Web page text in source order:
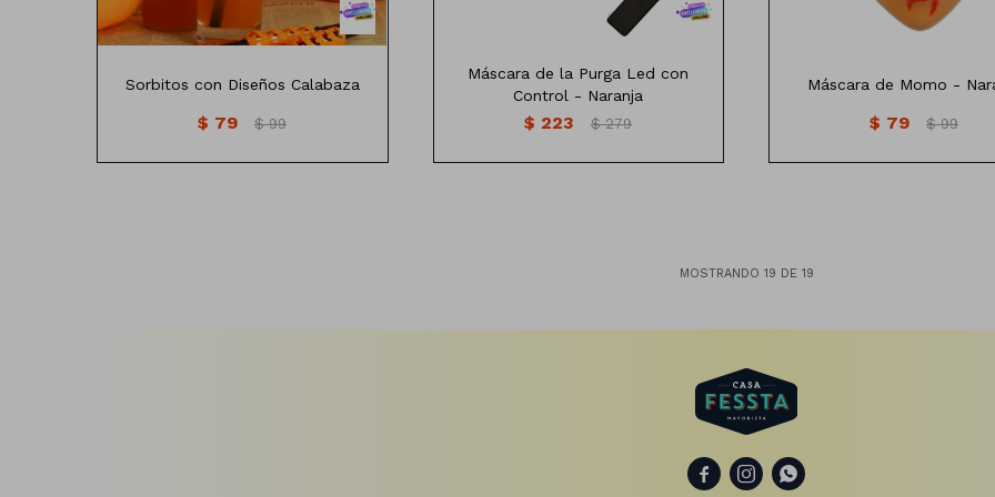
Sorbitos con Diseños Calabaza
$ 79 $ 99
Máscara de la Purga Led con
Control - Naranja
$ 223 $ 279
Máscara de Momo -
$ 79 $ 99
MOSTRANDO 19 DE 19
  